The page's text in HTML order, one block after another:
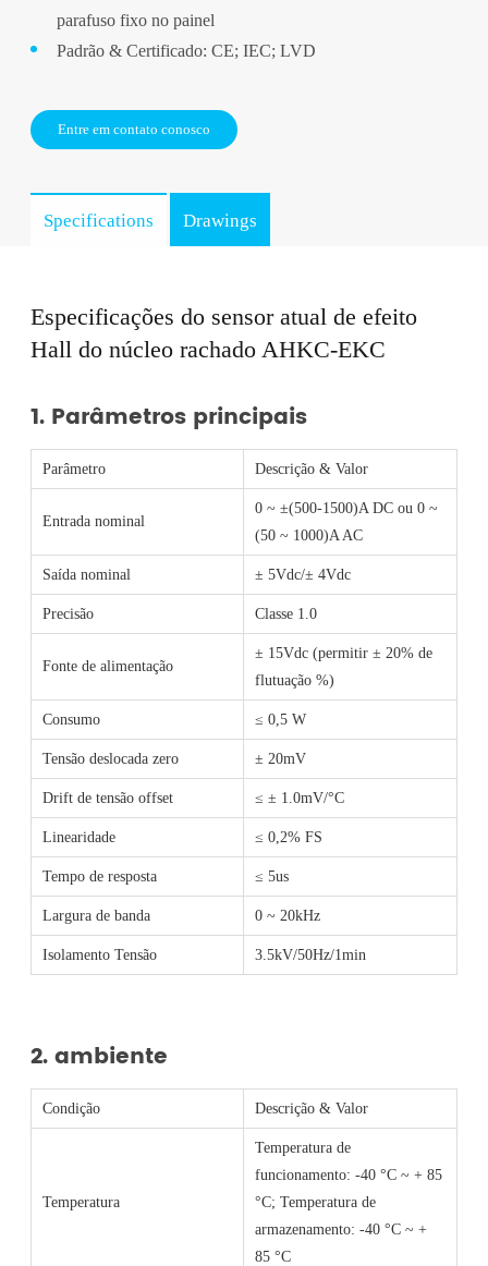
parafuso fixo no painel
Padrão & Certificado: CE; IEC; LVD
Entre em contato conosco
Specifications Drawings
Especificações do sensor atual de efeito
Hall do núcleo rachado AHKC-EKC
1. Parâmetros principais
Parâmetro Descrição & Valor
Entrada nominal
0 ~ ±(500-1500)A DC ou 0 ~
(50 ~ 1000)A AC
Saída nominal ± 5Vdc/± 4Vdc
Precisão Classe 1.0
Fonte de alimentação
± 15Vdc (permitir ± 20% de
flutuação %)
Consumo ≤ 0,5 W
Tensão deslocada zero ± 20mV
Drift de tensão offset ≤ ± 1.0mV/°C
Linearidade ≤ 0,2% FS
Tempo de resposta ≤ 5us
Largura de banda 0 ~ 20kHz
Isolamento Tensão 3.5kV/50Hz/1min
2. ambiente
Condição Descrição & Valor
Temperatura
Temperatura de
funcionamento: -40 °C ~ + 85
°C; Temperatura de
armazenamento: -40 °C ~ +
85 °C